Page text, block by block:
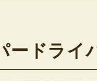
ードライ